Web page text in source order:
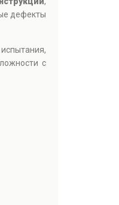
дефекты
с